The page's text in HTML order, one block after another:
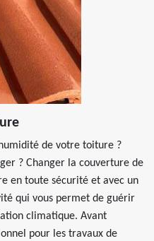
de votre toiture ?
? Changer la couverture de
en toute sécurité et avec un
qui vous permet de guérir
climatique. Avant
pour les travaux de